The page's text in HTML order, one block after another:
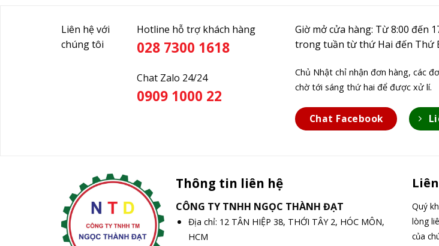
Liên hệ với
chúng tôi
Hotline hỗ trợ khách hàng
028 7300 1618
Chat Zalo 24/24
0909 1000 22
Giờ mở cửa hàng: Từ 8:00 đến
trong tuần từ thứ Hai đến Thứ
Chủ Nhật chỉ nhận đơn hàng, các
chờ tới sáng thứ hai để được xử lí.
Chat Facebook
Thông tin liên hệ
CÔNG TY TNHH NGỌC THÀNH ĐẠT
Địa chỉ: 12 TÂN HIỆP 38, THỚI TÂY 2, HÓC MÔN,
HCM
Quý
lòng
của